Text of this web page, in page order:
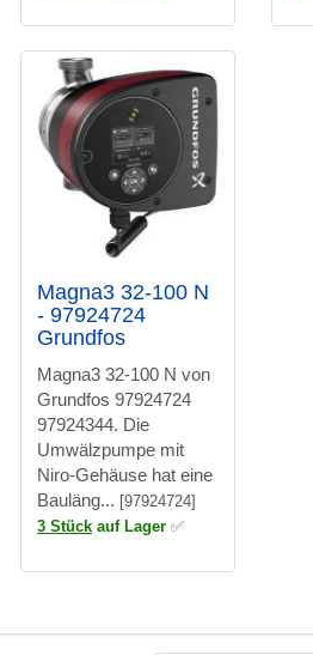
Magna3 32-100 N
- 97924724
Grundfos
Magna3 32-100 N von
Grundfos 97924724
97924344. Die
Umwälzpumpe mit
Niro-Gehäuse hat eine
Bauläng... [97924724]
3 Stück auf Lager ✅